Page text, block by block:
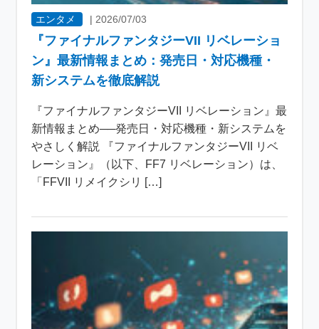
エンタメ | 2026/07/03
『ファイナルファンタジーVII リベレーショ
ン』最新情報まとめ：発売日・対応機種・
新システムを徹底解説
『ファイナルファンタジーVII リベレーション』最
新情報まとめ──発売日・対応機種・新システムを
やさしく解説 『ファイナルファンタジーVII リベ
レーション』（以下、FF7 リベレーション）は、
「FFVII リメイクシリ […]